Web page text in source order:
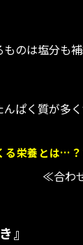
のは塩分も補
ぱく質が多
る栄養とは…？
≪合わ
』